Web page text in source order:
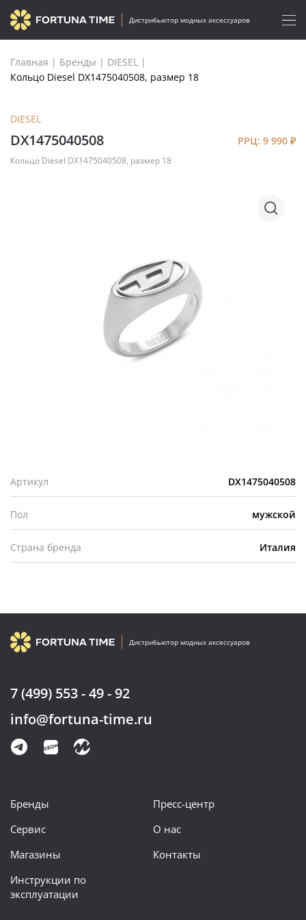
Дистрибьютор модных аксессуаров
Главная | Бренды | DIESEL |
Кольцо Diesel DX1475040508, размер 18
DIESEL
DX1475040508 РРЦ: 9 990 ₽
Кольцо Diesel DX1475040508, размер 18
Артикул DX1475040508
Пол мужской
Страна бренда Италия
Дистрибьютор модных аксессуаров
7 (499) 553 - 49 - 92
info@fortuna-time.ru
Бренды
Пресс-центр
Сервис
О нас
Магазины
Контакты
Инструкции по
эксплуатации